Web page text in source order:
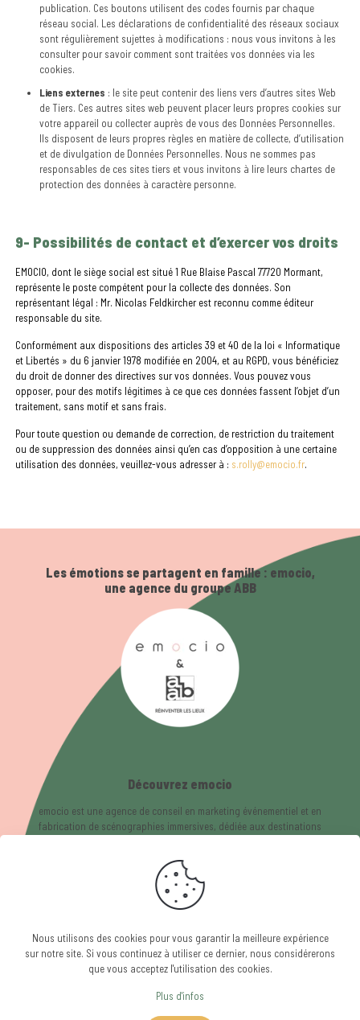
publication. Ces boutons utilisent des codes fournis par chaque
réseau social. Les déclarations de confidentialité des réseaux sociaux
sont régulièrement sujettes à modifications : nous vous invitons à les
consulter pour savoir comment sont traitées vos données via les
cookies.
Liens externes : le site peut contenir des liens vers d’autres sites Web
de Tiers. Ces autres sites web peuvent placer leurs propres cookies sur
votre appareil ou collecter auprès de vous des Données Personnelles.
Ils disposent de leurs propres règles en matière de collecte, d’utilisation
et de divulgation de Données Personnelles. Nous ne sommes pas
responsables de ces sites tiers et vous invitons à lire leurs chartes de
protection des données à caractère personne.
9- Possibilités de contact et d’exercer vos droits
EMOCIO, dont le siège social est situé 1 Rue Blaise Pascal 77720 Mormant,
représente le poste compétent pour la collecte des données. Son
représentant légal : Mr. Nicolas Feldkircher est reconnu comme éditeur
responsable du site.
Conformément aux dispositions des articles 39 et 40 de la loi « Informatique
et Libertés » du 6 janvier 1978 modifiée en 2004, et au RGPD, vous bénéficiez
du droit de donner des directives sur vos données. Vous pouvez vous
opposer, pour des motifs légitimes à ce que ces données fassent l’objet d’un
traitement, sans motif et sans frais.
Pour toute question ou demande de correction, de restriction du traitement
ou de suppression des données ainsi qu’en cas d’opposition à une certaine
utilisation des données, veuillez-vous adresser à : s.rolly@emocio.fr.
Les émotions se partagent en famille : emocio,
une agence du groupe ABB
Découvrez emocio
emocio est une agence de conseil en marketing événementiel et en
fabrication de scénographies immersives, dédiée aux destinations
Du storytelling, à la conception et à l’animation, emocio offre une
solution globale pour enrichir l’expérience et engager les visiteurs.
© 2024 emocio |Mentions légales|RGPD
Site web réalisé par
Nous utilisons des cookies pour vous garantir la meilleure expérience
sur notre site. Si vous continuez à utiliser ce dernier, nous considérerons
que vous acceptez l'utilisation des cookies.
Plus d'infos